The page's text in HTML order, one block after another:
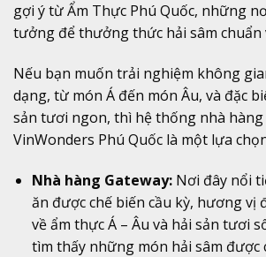
gợi ý từ Ẩm Thực Phú Quốc, những
tưởng để thưởng thức hải sâm chuẩn
Nếu bạn muốn trải nghiệm không
dạng, từ món Á đến món Âu, và đặc
sản tươi ngon, thì hệ thống nhà
VinWonders Phú Quốc là một lựa
Nhà hàng Gateway:Nơi đây nổi
ăn được chế biến cầu kỳ, hương vị
về ẩm thực Á – Âu và hải sản tươi
tìm thấy những món hải sâm được